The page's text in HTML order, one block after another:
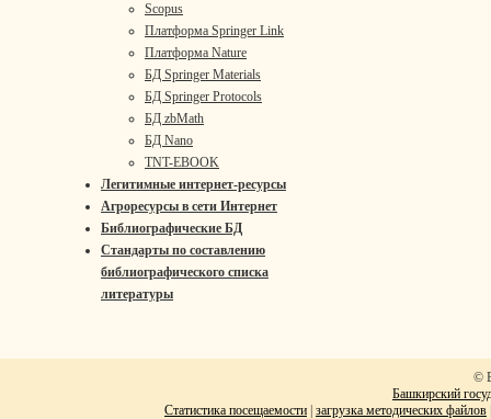
Scopus
Платформа Springer Link
Платформа Nature
БД Springer Materials
БД Springer Protocols
БД zbMath
БД Nano
TNT-EBOOK
Легитимные интернет-ресурсы
Агроресурсы в сети Интернет
Библиографические БД
Стандарты по составлению
библиографического списка
литературы
©
Башкирский
Статистика посещаемости загрузка методических файлов